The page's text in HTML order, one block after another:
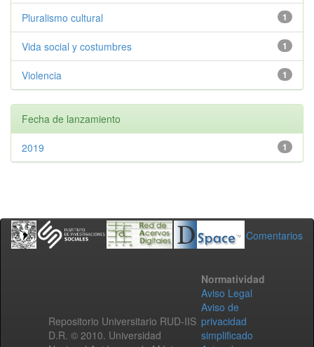
1
Pluralismo cultural
1
Vida social y costumbres
1
Violencia
Fecha de lanzamiento
1
2019
Comentarios
Repositorio Universitario RUD-IIS
D.R. © 2010. Universidad
Normatividad
Aviso Legal
Aviso de
privacidad
simplificado